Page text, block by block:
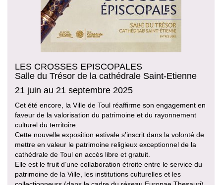
LES CROSSES EPISCOPALES
Salle du Trésor de la cathédrale Saint-Etienne
21 juin au 21 septembre 2025
Cet été encore, la Ville de Toul réaffirme son engagement en
faveur de la valorisation du patrimoine et du rayonnement
culturel du territoire.
Cette nouvelle exposition estivale s’inscrit dans la volonté de
mettre en valeur le patrimoine religieux exceptionnel de la
cathédrale de Toul en accès libre et gratuit.
Elle est le fruit d’une collaboration étroite entre le service du
patrimoine de la Ville, les institutions culturelles et les